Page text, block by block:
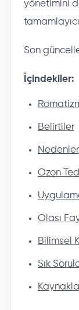
yönetimini
Son
İçindekiler:
Belirtiler
Ozon
Olası
Bilimsel
Sık